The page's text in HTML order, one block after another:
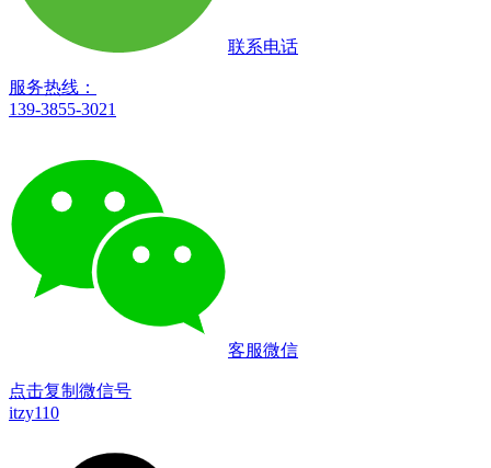
联系电话
服务热线：
139-3855-3021
客服微信
点击复制微信号
itzy110